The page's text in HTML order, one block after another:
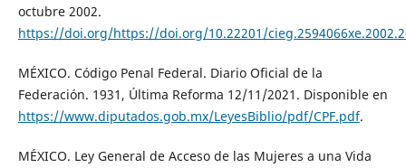
octubre 2002.
https://doi.org/https://doi.org/10.22201/
MÉXICO. Código Penal Federal. Diario Oficial de la
Federación. 1931, Última Reforma 12/11/2021. Disponible en
https://www.diputados.gob.mx/LeyesBiblio/pdf/CPF.pdf.
MÉXICO. Ley General de Acceso de las Mujeres a una Vida